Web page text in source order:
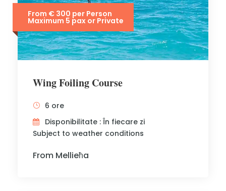
From € 300 per Person
Maximum 5 pax or Private
Wing Foiling Course
6 ore
Disponibilitate : În fiecare zi
Subject to weather conditions
From Mellieħa